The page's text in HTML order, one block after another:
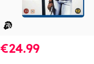
€24.99